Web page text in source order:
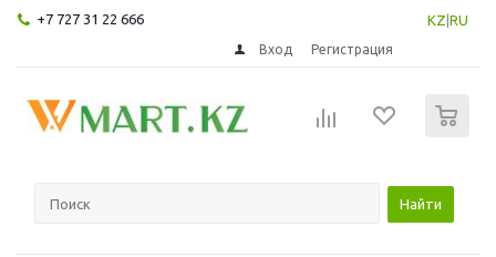
+7 727 31 22 666 KZ RU
Вход Регистрация
Найти